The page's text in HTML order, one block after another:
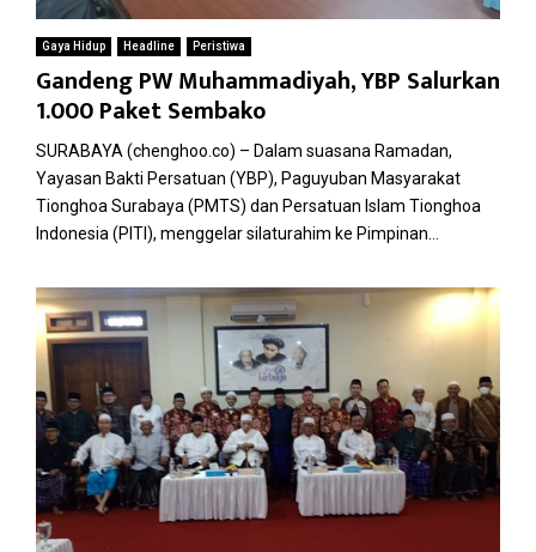
Gaya Hidup Headline Peristiwa
Gandeng PW Muhammadiyah, YBP Salurkan
1.000 Paket Sembako
SURABAYA (chenghoo.co) – Dalam suasana Ramadan,
Yayasan Bakti Persatuan (YBP), Paguyuban Masyarakat
Tionghoa Surabaya (PMTS) dan Persatuan Islam Tionghoa
Indonesia (PITI), menggelar silaturahim ke Pimpinan...